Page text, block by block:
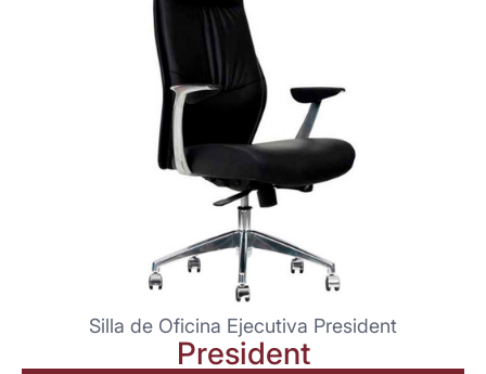
Silla de Oficina Ejecutiva President
President